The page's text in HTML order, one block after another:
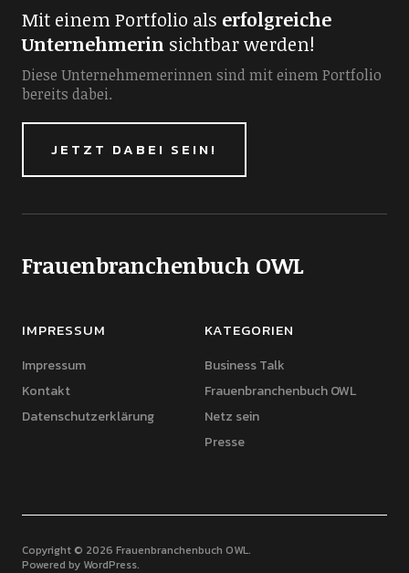
Mit einem Portfolio als erfolgreiche
Unternehmerin sichtbar werden!
Diese Unternehmemerinnen sind mit einem Portfolio
bereits dabei.
JETZT DABEI SEIN!
Frauenbranchenbuch OWL
IMPRESSUM
Impressum
Kontakt
Datenschutzerklärung
KATEGORIEN
Business Talk
Frauenbranchenbuch OWL
Netz sein
Presse
Copyright © 2026 Frauenbranchenbuch OWL
Powered by WordPress